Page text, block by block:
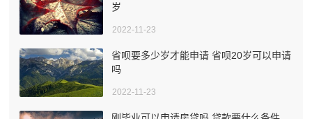
岁
2022-11-23
省呗要多少岁才能申请 省呗20岁可以申请
吗
2022-11-23